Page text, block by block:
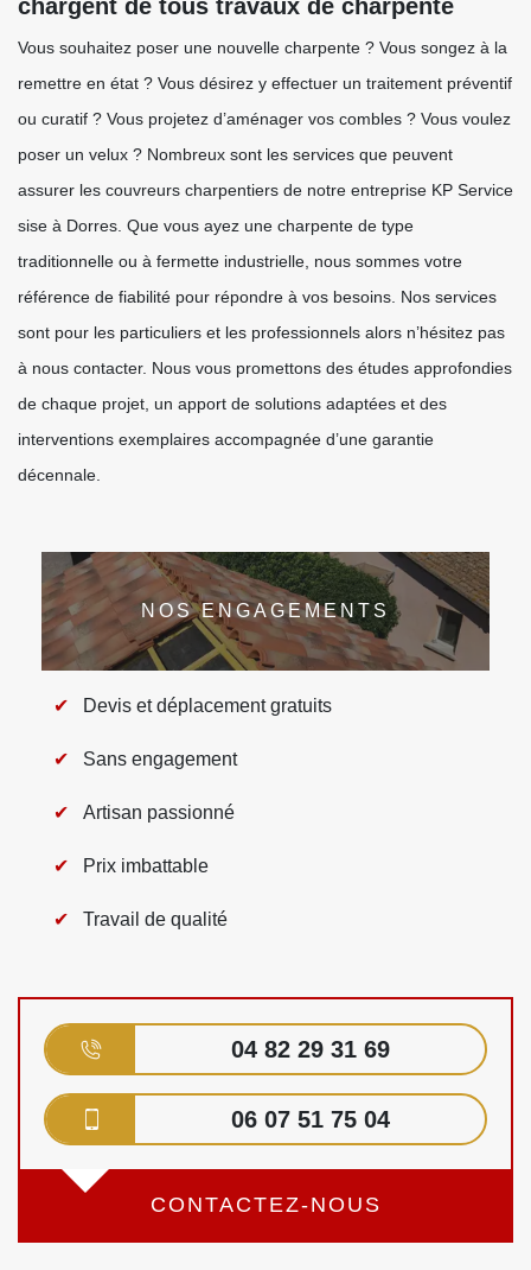
chargent de tous travaux de charpente
Vous souhaitez poser une nouvelle charpente ? Vous songez à la
remettre en état ? Vous désirez y effectuer un traitement préventif
ou curatif ? Vous projetez d’aménager vos combles ? Vous voulez
poser un velux ? Nombreux sont les services que peuvent
assurer les couvreurs charpentiers de notre entreprise KP Service
sise à Dorres. Que vous ayez une charpente de type
traditionnelle ou à fermette industrielle, nous sommes votre
référence de fiabilité pour répondre à vos besoins. Nos services
sont pour les particuliers et les professionnels alors n’hésitez pas
à nous contacter. Nous vous promettons des études approfondies
de chaque projet, un apport de solutions adaptées et des
interventions exemplaires accompagnée d’une garantie
décennale.
NOS ENGAGEMENTS
Devis et déplacement gratuits
Sans engagement
Artisan passionné
Prix imbattable
Travail de qualité
04 82 29 31 69
06 07 51 75 04
CONTACTEZ-NOUS